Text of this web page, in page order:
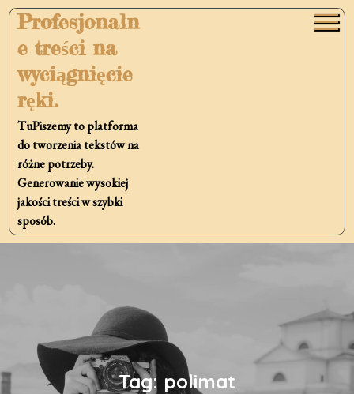
Skip
content
Profesjonaln
e treści na
wyciągnięcie
ręki.
TuPiszemy to platforma
do tworzenia tekstów na
różne potrzeby.
Generowanie wysokiej
jakości treści w szybki
sposób.
Tag: polimat